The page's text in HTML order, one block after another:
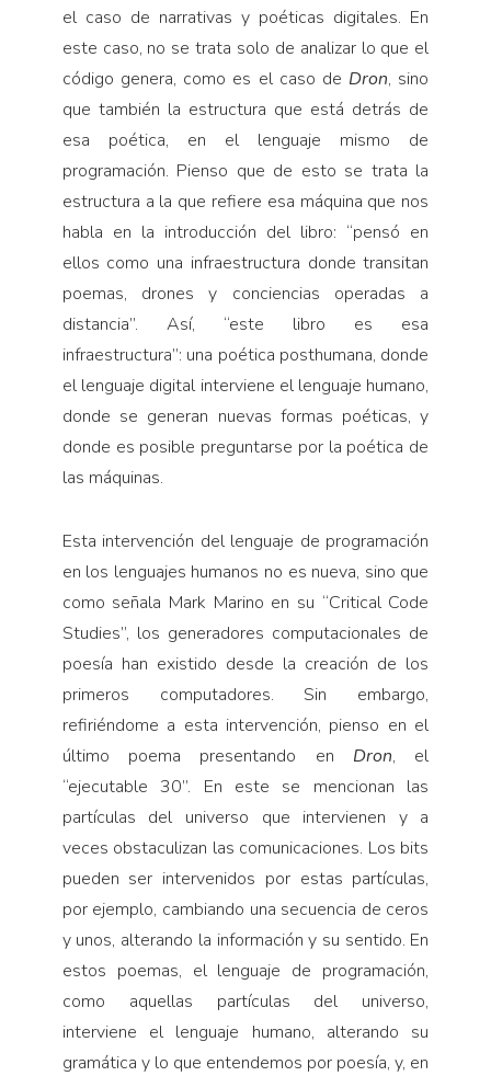
el caso de narrativas y poéticas digitales. En
este caso, no se trata solo de analizar lo que el
código genera, como es el caso de Dron, sino
que también la estructura que está detrás de
esa poética, en el lenguaje mismo de
programación. Pienso que de esto se trata la
estructura a la que refiere esa máquina que nos
habla en la introducción del libro: “pensó en
ellos como una infraestructura donde transitan
poemas, drones y conciencias operadas a
distancia”. Así, “este libro es esa
infraestructura”: una poética posthumana, donde
el lenguaje digital interviene el lenguaje humano,
donde se generan nuevas formas poéticas, y
donde es posible preguntarse por la poética de
las máquinas.
Esta intervención del lenguaje de programación
en los lenguajes humanos no es nueva, sino que
como señala Mark Marino en su “Critical Code
Studies”, los generadores computacionales de
poesía han existido desde la creación de los
primeros computadores. Sin embargo,
refiriéndome a esta intervención, pienso en el
último poema presentando en Dron, el
“ejecutable 30”. En este se mencionan las
partículas del universo que intervienen y a
veces obstaculizan las comunicaciones. Los bits
pueden ser intervenidos por estas partículas,
por ejemplo, cambiando una secuencia de ceros
y unos, alterando la información y su sentido. En
estos poemas, el lenguaje de programación,
como aquellas partículas del universo,
interviene el lenguaje humano, alterando su
gramática y lo que entendemos por poesía, y, en